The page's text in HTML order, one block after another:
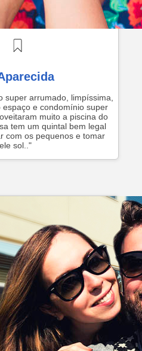
super arrumado, limpíssima,
e condomínio super
muito a piscina do
tem um quintal bem legal
com os pequenos e tomar
sol.."